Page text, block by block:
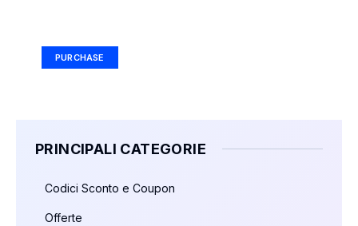
PURCHASE
PRINCIPALI CATEGORIE
Codici Sconto e Coupon
Offerte